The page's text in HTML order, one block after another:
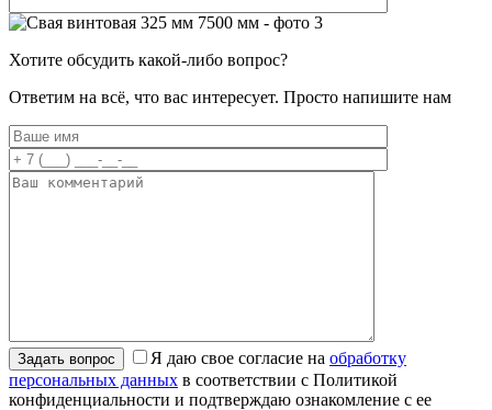
Хотите обсудить какой-либо вопрос?
Ответим на всё, что вас интересует. Просто напишите нам
Я даю свое согласие на обработку
персональных данных в соответствии с Политикой
конфиденциальности и подтверждаю ознакомление с ее